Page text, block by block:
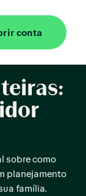
conta
sobre como
planejamento
família.